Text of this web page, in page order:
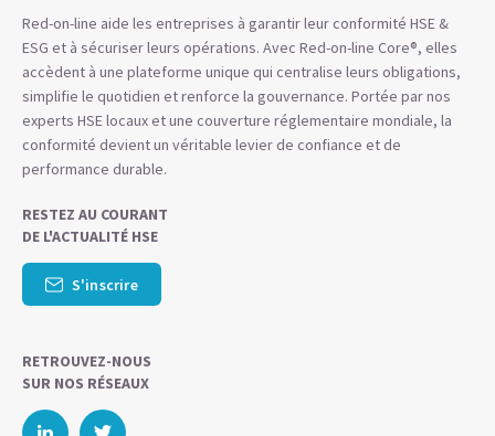
Red-on-line aide les entreprises à garantir leur conformité HSE &
ESG et à sécuriser leurs opérations. Avec Red-on-line Core®, elles
accèdent à une plateforme unique qui centralise leurs obligations,
simplifie le quotidien et renforce la gouvernance. Portée par nos
experts HSE locaux et une couverture réglementaire mondiale, la
conformité devient un véritable levier de confiance et de
performance durable.
RESTEZ AU COURANT
DE L'ACTUALITÉ HSE
S'inscrire
RETROUVEZ-NOUS
SUR NOS RÉSEAUX